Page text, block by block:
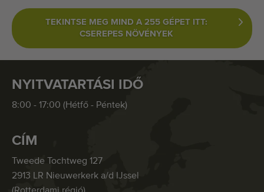
TEKINTSE MEG MIND A 255 GÉPET ITT:
CSEREPES NÖVÉNYEK
NYITVATARTÁSI IDŐ
8:00 - 17:00 (Hétfő - Péntek)
CÍM
Tweede Tochtweg 127
2913 LR Nieuwerkerk a/d IJssel